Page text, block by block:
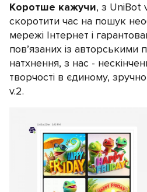
Коротше кажучи, з UniBot
скоротити час на пошук
мережі Інтернет і
пов’язаних із
натхнення, з нас -
творчості в єдиному,
v.2.